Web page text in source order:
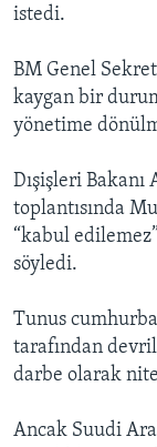
istedi.
BM Genel
kaygan bir
yönetime
Dışişleri
toplantısında
“kabul
söyledi.
Tunus
tarafından
darbe olarak
Ancak Suudi